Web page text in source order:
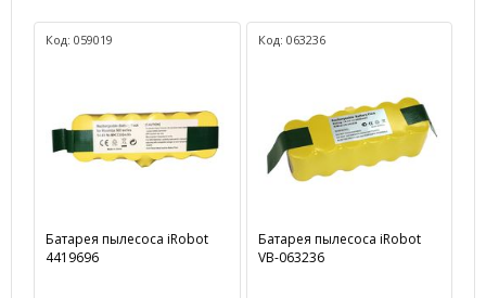
Код: 059019
Батарея пылесоса iRobot
4419696
Код: 063236
Батарея пылесоса iRobot
VB-063236